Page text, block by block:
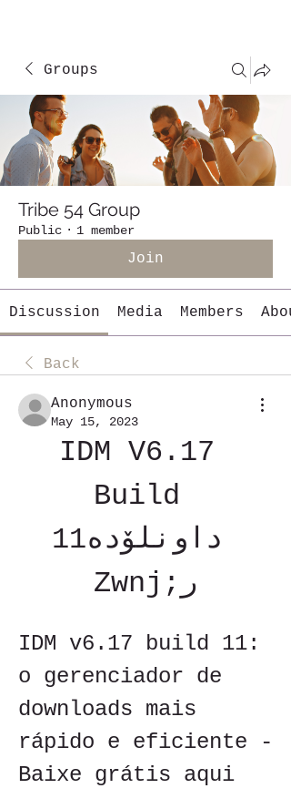
Groups
Tribe 54 Group
Public · 1 member
Join
Discussion Media Members
Back
Anonymous
May 15, 2023
IDM V6.17
Build
11داونلۆده
Zwnj;ر
IDM v6.17 build 11:
o gerenciador de
downloads mais
rápido e eficiente -
Baixe grátis aqui